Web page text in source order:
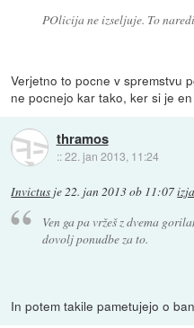
POlicija ne izseljuje. To
Verjetno to pocne v spremstvu
ne pocnejo kar tako, ker si je
thramos
::22. jan 2013, 11:24
Invictus je22. jan 2013 ob 11:07
Ven ga pa vržeš z dvema
dovolj ponudbe za to.
In potem takile pametujejo o